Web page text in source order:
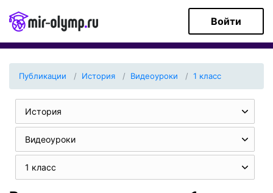
Войти
Публикации История Видеоуроки 1 класс
История
Видеоуроки
1 класс